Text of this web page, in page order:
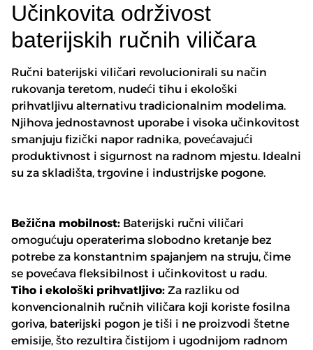
Učinkovita održivost
baterijskih ručnih viličara
Ručni baterijski viličari revolucionirali su način
rukovanja teretom, nudeći tihu i ekološki
prihvatljivu alternativu tradicionalnim modelima.
Njihova jednostavnost uporabe i visoka učinkovitost
smanjuju fizički napor radnika, povećavajući
produktivnost i sigurnost na radnom mjestu. Idealni
su za skladišta, trgovine i industrijske pogone.
Bežična mobilnost: Baterijski ručni viličari
omogućuju operaterima slobodno kretanje bez
potrebe za konstantnim spajanjem na struju, čime
se povećava fleksibilnost i učinkovitost u radu.
Tiho i ekološki prihvatljivo: Za razliku od
konvencionalnih ručnih viličara koji koriste fosilna
goriva, baterijski pogon je tiši i ne proizvodi štetne
emisije, što rezultira čistijom i ugodnijom radnom